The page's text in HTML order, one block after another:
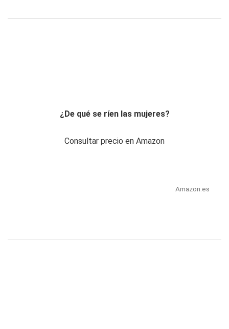
¿De qué se ríen las mujeres?
Consultar precio en Amazon
Amazon.es